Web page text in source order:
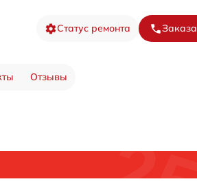
Статус ремонта
Отзывы